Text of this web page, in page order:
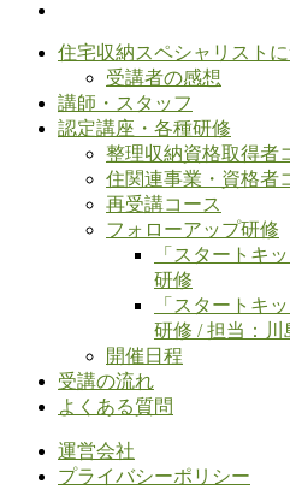
住宅収納スペシャリスト
受講者の感想
講師・スタッフ
認定講座・各種研修
整理収納資格取得者
住関連事業・資格者
再受講コース
フォローアップ研修
「スタートキ
研修
「スタートキ
研修 / 担当：川
開催日程
受講の流れ
よくある質問
運営会社
プライバシーポリシー